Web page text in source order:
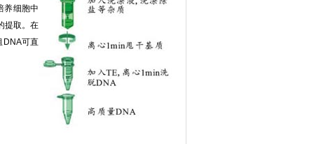
养细胞中
提取。在
DNA可直